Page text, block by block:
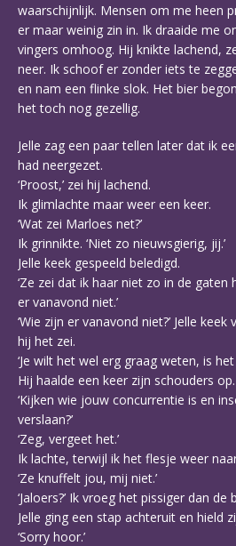
waarschijnlijk. Mensen om me heen
er maar weinig zin in. Ik draaide me
vingers omhoog. Hij knikte lachend,
neer. Ik schoof er zonder iets te
en nam een flinke slok. Het bier
het toch nog gezellig.
Jelle zag een paar tellen later dat ik
had neergezet.
‘Proost,’ zei hij lachend.
Ik glimlachte maar weer een keer.
‘Wat zei Marloes net?’
Ik grinnikte. ‘Niet zo nieuwsgierig, jij.’
Jelle keek gespeeld beledigd.
‘Ze zei dat ik haar niet zo in de
er vanavond niet.’
‘Wie zijn er vanavond niet?’ Jelle
hij het zei.
‘Je wilt het wel erg graag weten, is het
Hij haalde een keer zijn schouders op.
‘Kijken wie jouw concurrentie is en
verslaan?’
‘Zeg, vergeet het.’
Ik lachte, terwijl ik het flesje weer
‘Ze knuffelt jou, mij niet.’
‘Jaloers?’ Ik vroeg het pissiger dan de
Jelle ging een stap achteruit en hield
‘Sorry hoor.’